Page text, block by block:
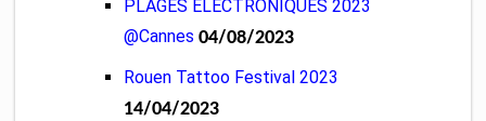
PLAGES ELECTRONIQUES 2023
@Cannes 04/08/2023
Rouen Tattoo Festival 2023
14/04/2023